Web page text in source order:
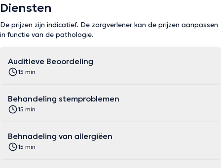
Diensten
De prijzen zijn indicatief. De zorgverlener kan de prijzen aanpassen
in functie van de pathologie.
Auditieve Beoordeling
15 min
Behandeling stemproblemen
15 min
Behnadeling van allergiëen
15 min